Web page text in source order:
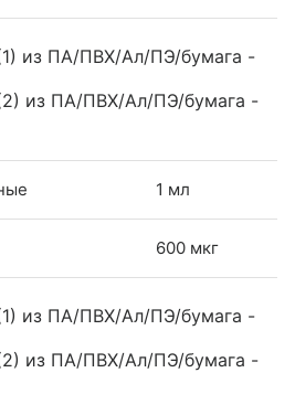
из ПА/ПВХ/Ал/ПЭ/бумага -
из ПА/ПВХ/Ал/ПЭ/бумага -
1 мл
600 мкг
из ПА/ПВХ/Ал/ПЭ/бумага -
из ПА/ПВХ/Ал/ПЭ/бумага -